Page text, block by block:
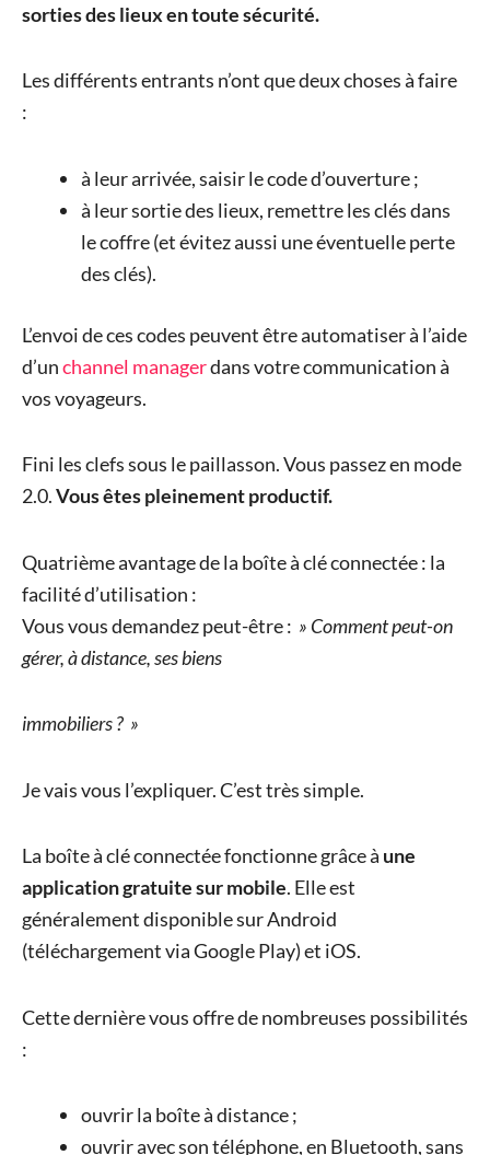
sorties des lieux en toute sécurité.
Les différents entrants n’ont que deux choses à faire
:
à leur arrivée, saisir le code d’ouverture ;
à leur sortie des lieux, remettre les clés dans
le coffre (et évitez aussi une éventuelle perte
des clés).
L’envoi de ces codes peuvent être automatiser à l’aide
d’unchannel managerdans votre communication à
vos voyageurs.
Fini les clefs sous le paillasson. Vous passez en mode
2.0.Vous êtes pleinement productif.
Quatrième avantage de la boîte à clé connectée : la
facilité d’utilisation :
Vous vous demandez peut-être : » Comment peut-on
gérer, à distance, ses biens
immobiliers ? »
Je vais vous l’expliquer. C’est très simple.
La boîte à clé connectée fonctionne grâce à une
application gratuite sur mobile. Elle est
généralement disponible sur Android
(téléchargement via Google Play) et iOS.
Cette dernière vous offre de nombreuses possibilités
:
ouvrir la boîte à distance ;
ouvrir avec son téléphone, en Bluetooth, sans